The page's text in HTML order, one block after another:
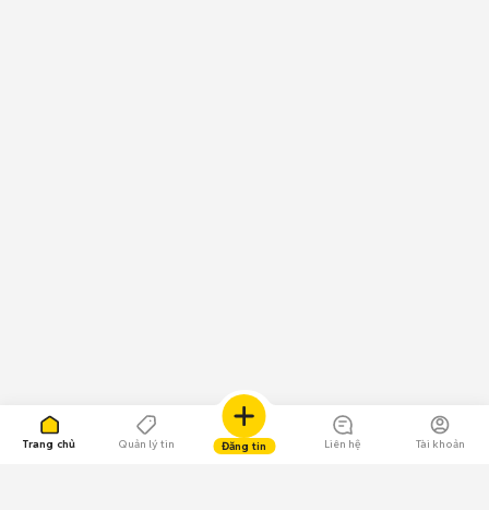
Trang chủ Quản lý tin Đăng tin Liên hệ Tài khoản